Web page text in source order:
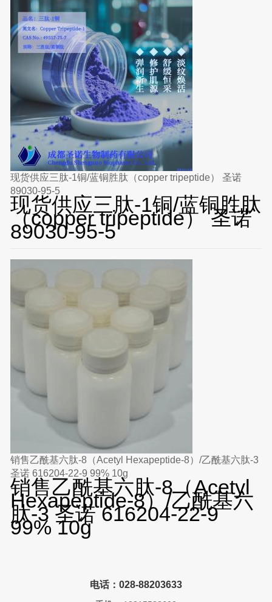
现货供应三肽-1铜/蓝铜胜肽（copper tripeptide） 圣诺
89030-95-5
现货供应三肽-1铜/蓝铜胜肽
（copper tripeptide） 圣诺
89030-95-5
销售乙酰基六肽-8（Acetyl Hexapeptide-8）/乙酰基六肽-3
圣诺 616204-22-9 99% 10g
销售乙酰基六肽-8（Acetyl
Hexapeptide-8）/乙酰基六
肽-3 圣诺 616204-22-9
99% 10g
电话：028-88203633